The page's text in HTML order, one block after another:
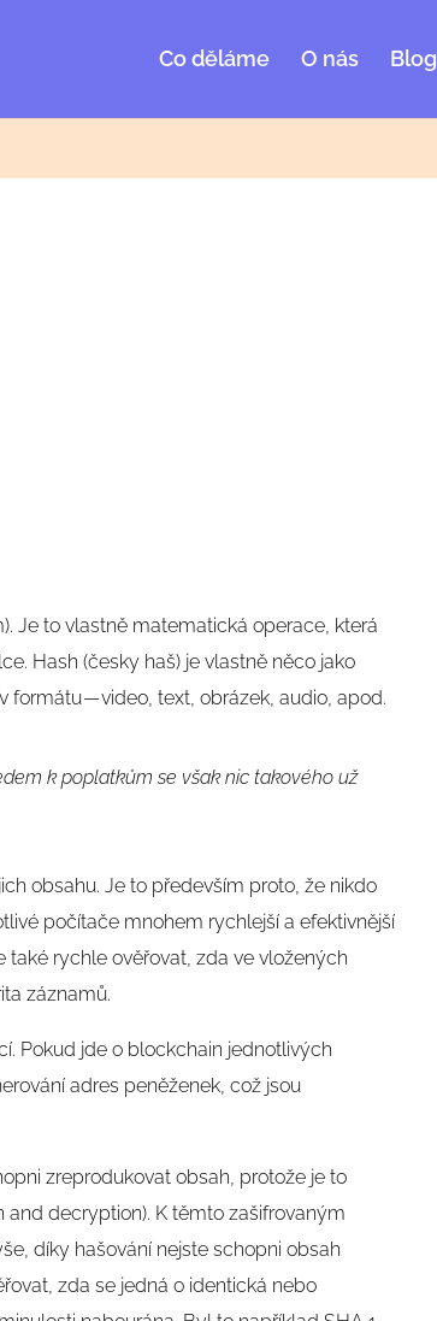
Co děláme O nás Blog
Je to vlastně matematická operace, která
Hash (česky haš) je vlastně něco jako
formátu — video, text, obrázek, audio, apod.
k poplatkům se však nic takového už
obsahu. Je to především proto, že nikdo
počítače mnohem rychlejší a efektivnější
rychle ověřovat, zda ve vložených
záznamů.
Pokud jde o blockchain jednotlivých
adres peněženek, což jsou
zreprodukovat obsah, protože je to
decryption). K těmto zašifrovaným
díky hašování nejste schopni obsah
zda se jedná o identická nebo